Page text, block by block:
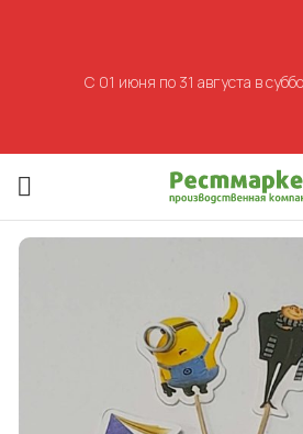
С 01 июня по 31 августа в